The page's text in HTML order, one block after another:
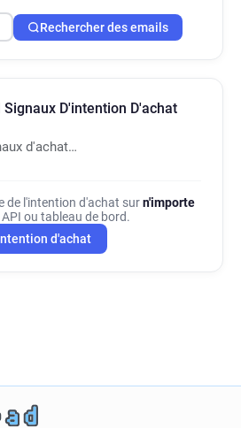
Rechercher des emails
D'intention D'achat
d'achat…
de l'intention d'achat surn'importe
ou tableau de bord.
d'achat